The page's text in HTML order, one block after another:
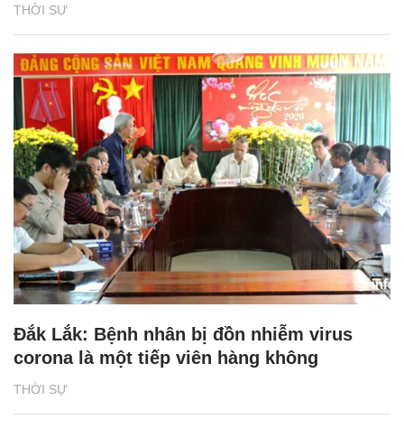
THỜI SỰ
THỜI SỰ
Đắk Lắk: Bệnh nhân bị đồn nhiễm virus
corona là một tiếp viên hàng không